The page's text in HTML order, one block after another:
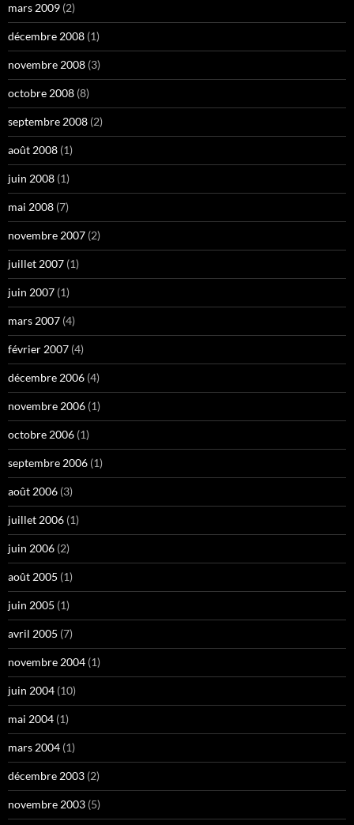
mars 2009 (2)
décembre 2008 (1)
novembre 2008 (3)
octobre 2008 (8)
septembre 2008 (2)
août 2008 (1)
juin 2008 (1)
mai 2008 (7)
novembre 2007 (2)
juillet 2007 (1)
juin 2007 (1)
mars 2007 (4)
février 2007 (4)
décembre 2006 (4)
novembre 2006 (1)
octobre 2006 (1)
septembre 2006 (1)
août 2006 (3)
juillet 2006 (1)
juin 2006 (2)
août 2005 (1)
juin 2005 (1)
avril 2005 (7)
novembre 2004 (1)
juin 2004 (10)
mai 2004 (1)
mars 2004 (1)
décembre 2003 (2)
novembre 2003 (5)